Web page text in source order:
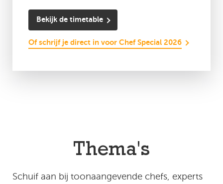
Bekijk de timetable
Of schrijf je direct in voor Chef Special 2026
Thema's
Schuif aan bij toonaangevende chefs, experts